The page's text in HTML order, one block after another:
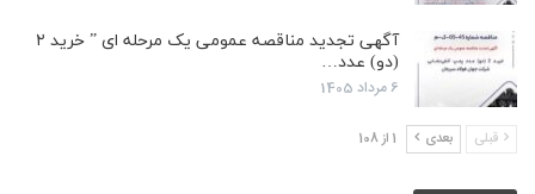
آگهی تجدید مناقصه عمومی یک مرحله ای ” خرید ۲
(دو) عدد…
6 مرداد 1405
قبلی بعدی 1 از 108